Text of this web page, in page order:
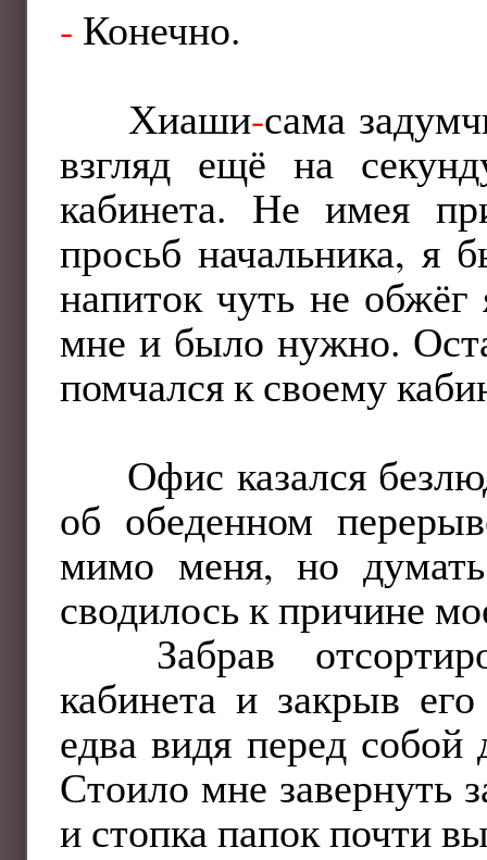
- Конечно.
Хиаши-сама
взгляд ещё на
кабинета. Не имея
просьб начальника, я
напиток чуть не
мне и было нужно.
помчался к своему
Офис казался
об обеденном
мимо меня, но
сводилось к причине
Забрав
кабинета и закрыв
едва видя перед
Стоило мне завернуть
и стопка папок почти